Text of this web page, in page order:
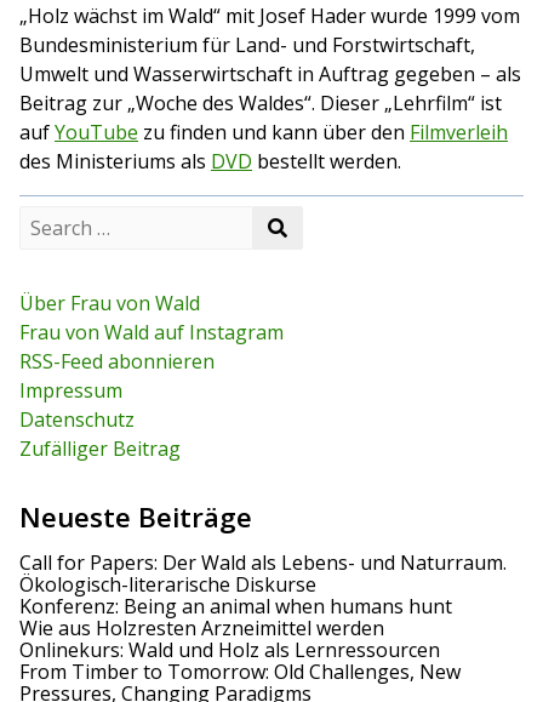
„Holz wächst im Wald“ mit Josef Hader wurde 1999 vom
Bundesministerium für Land- und Forstwirtschaft,
Umwelt und Wasserwirtschaft in Auftrag gegeben – als
Beitrag zur „Woche des Waldes“. Dieser „Lehrfilm“ ist
aufYouTube zu finden und kann über den Filmverleih
des Ministeriums als DVD bestellt werden.
c
h
f
o
r
:
Über Frau von Wald
Frau von Wald auf Instagram
RSS-Feed abonnieren
Impressum
Datenschutz
Zufälliger Beitrag
Neueste Beiträge
Call for Papers: Der Wald als Lebens- und Naturraum.
Ökologisch-literarische Diskurse
Konferenz: Being an animal when humans hunt
Wie aus Holzresten Arzneimittel werden
Onlinekurs: Wald und Holz als Lernressourcen
From Timber to Tomorrow: Old Challenges, New
Pressures, Changing Paradigms